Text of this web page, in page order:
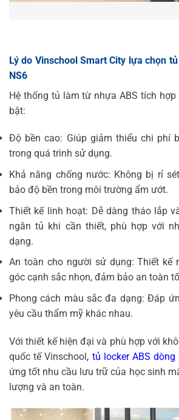
Lý do Vinschool Smart City lựa chọn
NS6
Hệ thống tủ làm từ nhựa ABS tích
bật:
Độ bền cao: Giúp giảm thiểu chi phí
trong quá trình sử dụng.
Khả năng chống nước: Không bị rỉ
bảo độ bền trong môi trường ẩm ướt.
Thiết kế linh hoạt: Dễ dàng tháo lắp
ngăn tủ khi cần thiết, phù hợp với
dạng.
An toàn cho người sử dụng: Thiết kế
góc cạnh sắc nhọn, đảm bảo an toàn
Phong cách màu sắc đa dạng: Đáp
yêu cầu thẩm mỹ khác nhau.
Với thiết kế hiện đại và phù hợp với
quốc tế Vinschool, tủ locker ABS dòng
ứng tốt nhu cầu lưu trữ của học sinh
lượng và an toàn.